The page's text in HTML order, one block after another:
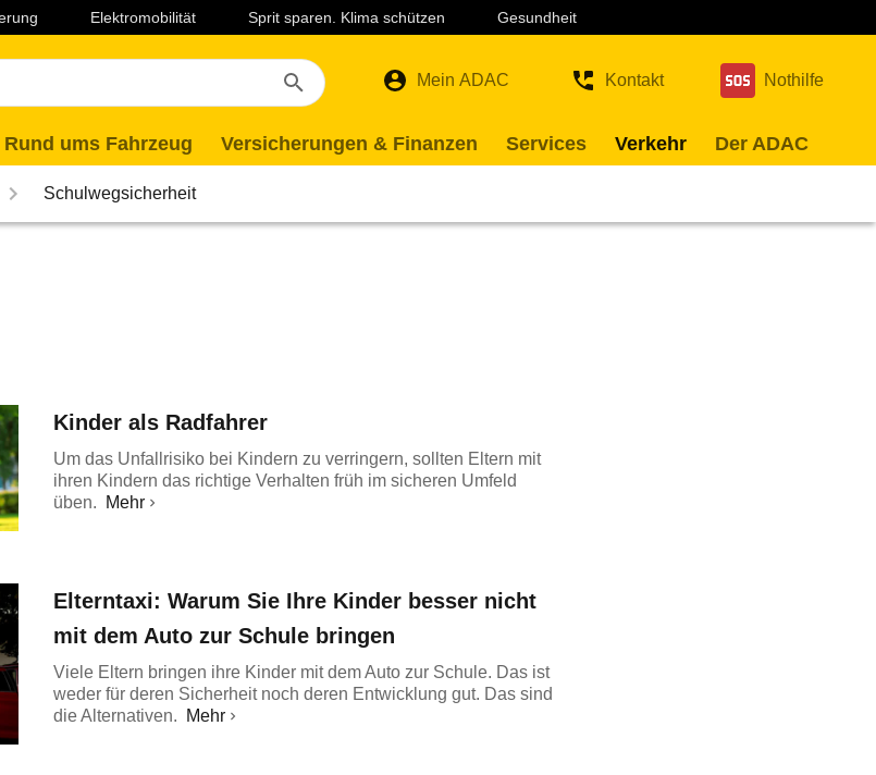
Elektromobilität Sprit sparen. Klima schützen Gesundheit
Mein ADAC Kontakt Nothilfe
Rund ums Fahrzeug Versicherungen & Finanzen Services Verkehr Der ADAC
Schulwegsicherheit
Kinder als Radfahrer
Um das Unfallrisiko bei Kindern zu verringern, sollten Eltern mit
ihren Kindern das richtige Verhalten früh im sicheren Umfeld
üben.
Mehr
Elterntaxi: Warum Sie Ihre Kinder besser nicht
mit dem Auto zur Schule bringen
Viele Eltern bringen ihre Kinder mit dem Auto zur Schule. Das ist
weder für deren Sicherheit noch deren Entwicklung gut. Das sind
die Alternativen.
Mehr